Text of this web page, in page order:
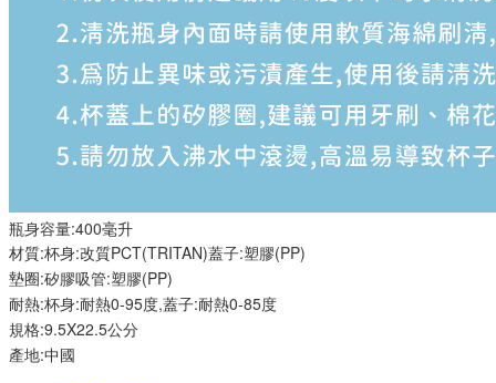
瓶身容量:400毫升
材質:杯身:改質PCT(TRITAN)蓋子:塑膠(PP)
墊圈:矽膠吸管:塑膠(PP)
耐熱:杯身:耐熱0-95度,蓋子:耐熱0-85度
規格:9.5X22.5公分
產地:中國